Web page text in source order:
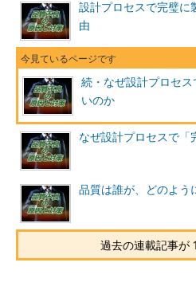
設計プロセスで完璧に
由
続・なぜ設計プロセ
いのか
なぜ設計プロセスで「
品質は誰が、どのよう
過去の連載記事が